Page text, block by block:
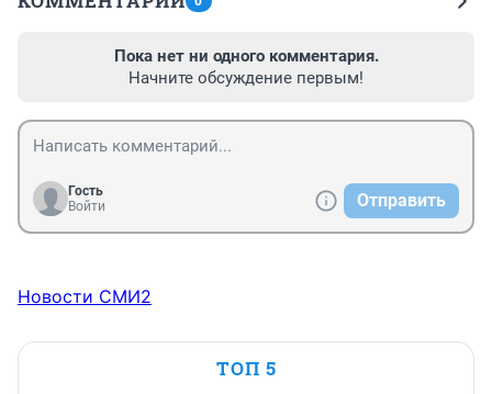
Пока нет ни одного комментария.
Начните обсуждение первым!
Гость
Войти
Отправить
Новости СМИ2
ТОП 5